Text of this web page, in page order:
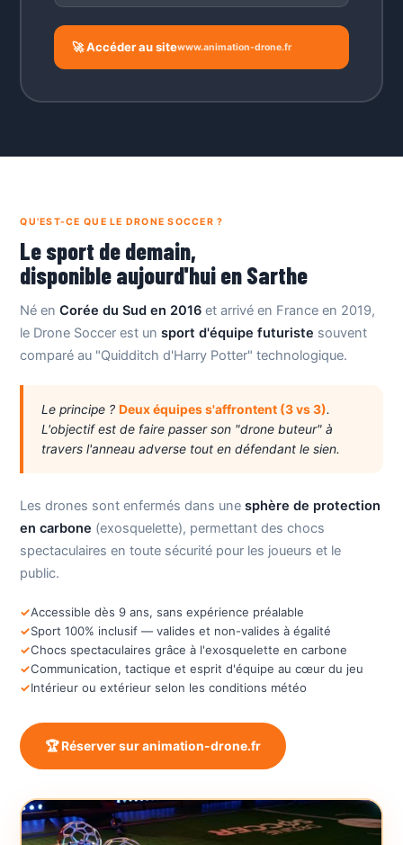
🚀 Accéder au sitewww.animation-drone.fr
QU'EST-CE QUE LE DRONE SOCCER ?
Le sport de demain,
disponible aujourd'hui en Sarthe
Né enCorée du Sud en 2016 et arrivé en France en 2019,
le Drone Soccer est unsport d'équipe futuriste souvent
comparé au "Quidditch d'Harry Potter" technologique.
Le principe ?Deux équipes s'affrontent (3 vs 3).
L'objectif est de faire passer son "drone buteur" à
travers l'anneau adverse tout en défendant le sien.
Les drones sont enfermés dans unesphère de protection
en carbone (exosquelette), permettant des chocs
spectaculaires en toute sécurité pour les joueurs et le
public.
Accessible dès 9 ans, sans expérience préalable
Sport 100% inclusif — valides et non-valides à égalité
Chocs spectaculaires grâce à l'exosquelette en carbone
Communication, tactique et esprit d'équipe au cœur du jeu
Intérieur ou extérieur selon les conditions météo
🏆 Réserver sur animation-drone.fr